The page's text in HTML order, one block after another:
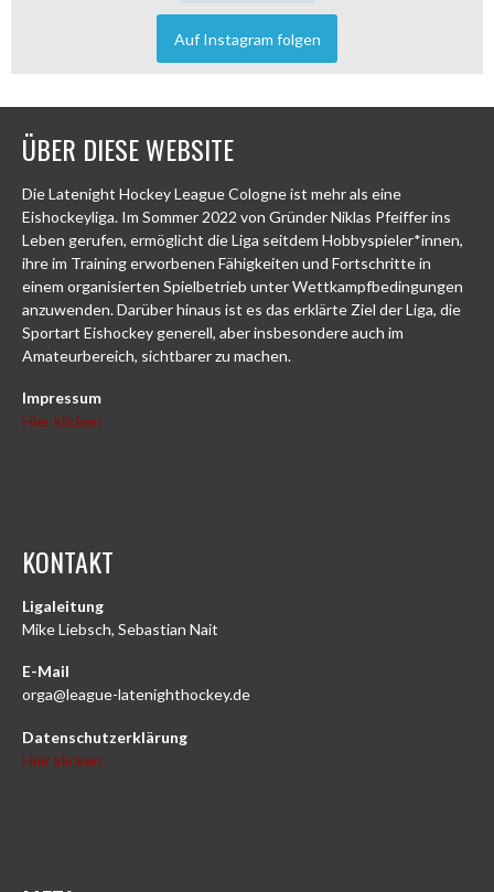
Auf Instagram folgen
ÜBER DIESE WEBSITE
Die Latenight Hockey League Cologne ist mehr als eine
Eishockeyliga. Im Sommer 2022 von Gründer Niklas Pfeiffer ins
Leben gerufen, ermöglicht die Liga seitdem Hobbyspieler*innen,
ihre im Training erworbenen Fähigkeiten und Fortschritte in
einem organisierten Spielbetrieb unter Wettkampfbedingungen
anzuwenden. Darüber hinaus ist es das erklärte Ziel der Liga, die
Sportart Eishockey generell, aber insbesondere auch im
Amateurbereich, sichtbarer zu machen.
Impressum
Hier klicken
KONTAKT
Ligaleitung
Mike Liebsch, Sebastian Nait
E-Mail
orga@league-latenighthockey.de
Datenschutzerklärung
Hier klicken